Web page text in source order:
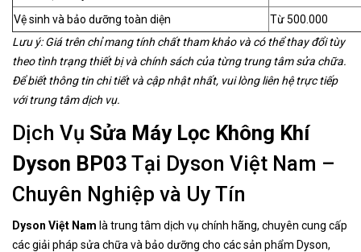
Vệ sinh và bảo dưỡng toàn diện
Từ 500.000
Lưu ý: Giá trên chỉ mang tính chất tham khảo và có thể thay đổi tùy
theo tình trạng thiết bị và chính sách của từng trung tâm sửa chữa.
Để biết thông tin chi tiết và cập nhật nhất, vui lòng liên hệ trực tiếp
với trung tâm dịch vụ.
Dịch Vụ Sửa Máy Lọc Không Khí
Dyson BP03 Tại Dyson Việt Nam –
Chuyên Nghiệp và Uy Tín
Dyson Việt Nam là trung tâm dịch vụ chính hãng, chuyên cung cấp
các giải pháp sửa chữa và bảo dưỡng cho các sản phẩm Dyson,